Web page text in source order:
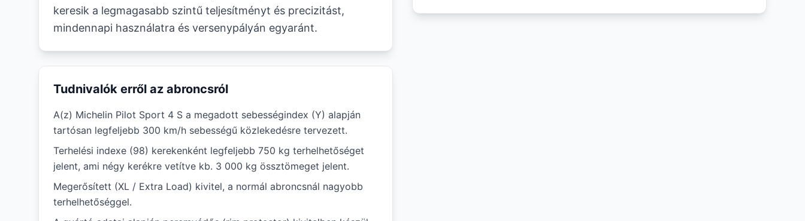
keresik a legmagasabb szintű teljesítményt és precizitást,
mindennapi használatra és versenypályán egyaránt.
Tudnivalók erről az abroncsról
A(z) Michelin Pilot Sport 4 S a megadott sebességindex (Y) alapján
tartósan legfeljebb 300 km/h sebességű közlekedésre tervezett.
Terhelési indexe (98) kerekenként legfeljebb 750 kg terhelhetőséget
jelent, ami négy kerékre vetítve kb. 3 000 kg össztömeget jelent.
Megerősített (XL / Extra Load) kivitel, a normál abroncsnál nagyobb
terhelhetőséggel.